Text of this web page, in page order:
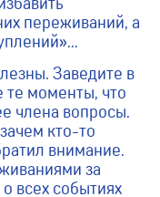
переживаний, а
Заведите в
те моменты, что
члена вопросы.
кто-то
внимание.
за
всех событиях